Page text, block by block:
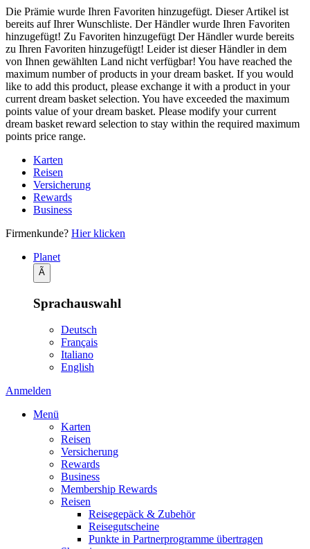
Die Prämie wurde Ihren Favoriten hinzugefügt. Dieser Artikel ist
bereits auf Ihrer Wunschliste. Der Händler wurde Ihren Favoriten
hinzugefügt! Zu Favoriten hinzugefügt Der Händler wurde bereits
zu Ihren Favoriten hinzugefügt! Leider ist dieser Händler in dem
von Ihnen gewählten Land nicht verfügbar! You have reached the
maximum number of products in your dream basket. If you would
like to add this product, please exchange it with a product in your
current dream basket selection. You have exceeded the maximum
points value of your dream basket. Please modify your current
dream basket reward selection to stay within the required maximum
points price range.
Karten
Reisen
Versicherung
Rewards
Business
Firmenkunde? Hier klicken
Planet
Ã
Sprachauswahl
Deutsch
Français
Italiano
English
Anmelden
Menü
Karten
Reisen
Versicherung
Rewards
Business
Membership Rewards
Reisen
Reisegepäck & Zubehör
Reisegutscheine
Punkte in Partnerprogramme übertragen